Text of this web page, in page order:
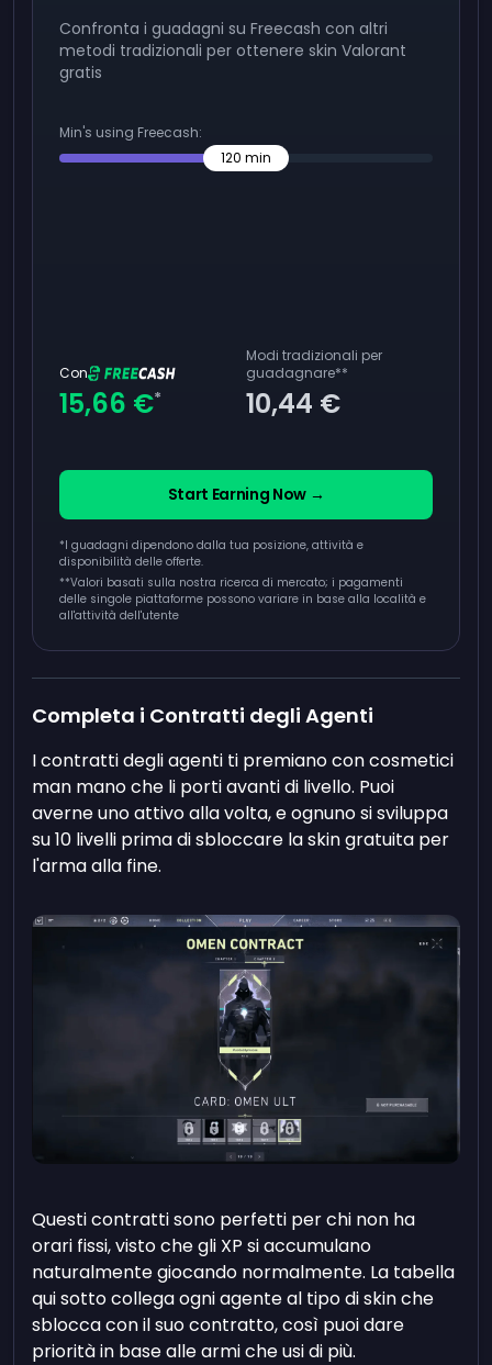
Confronta i guadagni su Freecash con altri
metodi tradizionali per ottenere skin Valorant
gratis
Min's using Freecash:
120 min
Con
15,66 €*
Modi tradizionali per
guadagnare**
10,44 €
Start Earning Now →
*I guadagni dipendono dalla tua posizione, attività e
disponibilità delle offerte.
**Valori basati sulla nostra ricerca di mercato; i pagamenti
delle singole piattaforme possono variare in base alla località e
all'attività dell'utente
Completa i Contratti degli Agenti
I contratti degli agenti ti premiano con cosmetici
man mano che li porti avanti di livello. Puoi
averne uno attivo alla volta, e ognuno si sviluppa
su 10 livelli prima di sbloccare la skin gratuita per
l'arma alla fine.
Questi contratti sono perfetti per chi non ha
orari fissi, visto che gli XP si accumulano
naturalmente giocando normalmente. La tabella
qui sotto collega ogni agente al tipo di skin che
sblocca con il suo contratto, così puoi dare
priorità in base alle armi che usi di più.